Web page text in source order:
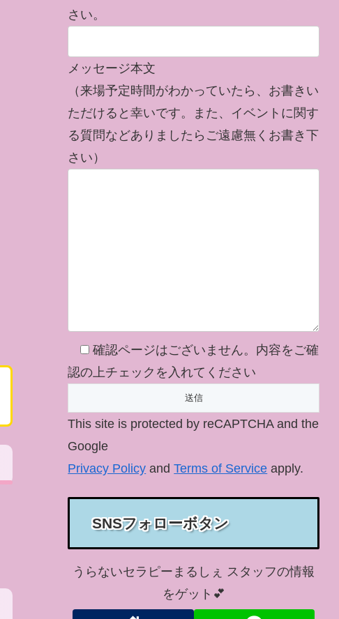
さい。
メッセージ本文
（来場予定時間がわかっていたら、お書きい
ただけると幸いです。また、イベントに関す
る質問などありましたらご遠慮無くお書き下
さい）
確認ページはございません。内容をご確
認の上チェックを入れてください
This site is protected by reCAPTCHA and the
Google
Privacy Policy andTerms of Service apply.
SNSフォローボタン
うらないセラピーまるしぇ スタッフの情報
をゲット💕